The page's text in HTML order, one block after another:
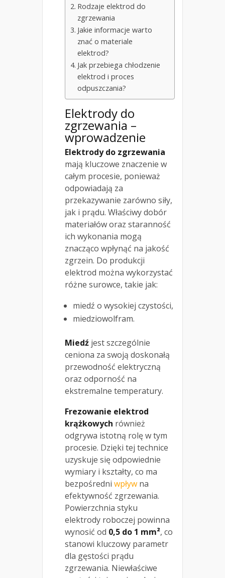
Rodzaje elektrod do
zgrzewania
Jakie informacje warto
znać o materiale
elektrod?
Jak przebiega chłodzenie
elektrod i proces
odpuszczania?
Elektrody do
zgrzewania –
wprowadzenie
Elektrody do zgrzewania
mają kluczowe znaczenie w
całym procesie, ponieważ
odpowiadają za
przekazywanie zarówno siły,
jak i prądu. Właściwy dobór
materiałów oraz staranność
ich wykonania mogą
znacząco wpłynąć na jakość
zgrzein. Do produkcji
elektrod można wykorzystać
różne surowce, takie jak:
miedź o wysokiej czystości,
miedziowolfram.
Miedź jest szczególnie
ceniona za swoją doskonałą
przewodność elektryczną
oraz odporność na
ekstremalne temperatury.
Frezowanie elektrod
krążkowych również
odgrywa istotną rolę w tym
procesie. Dzięki tej technice
uzyskuje się odpowiednie
wymiary i kształty, co ma
bezpośredni wpływ na
efektywność zgrzewania.
Powierzchnia styku
elektrody roboczej powinna
wynosić od 0,5 do 1 mm², co
stanowi kluczowy parametr
dla gęstości prądu
zgrzewania. Niewłaściwe